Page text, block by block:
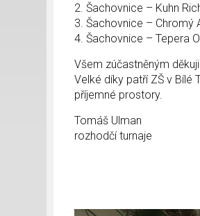
2. Šachovnice – Kuhn
3. Šachovnice – Chromý
4. Šachovnice – Tepera
Všem zúčastněným
Velké díky patří ZŠ v Bílé
příjemné prostory.
Tomáš Ulman
rozhodčí turnaje